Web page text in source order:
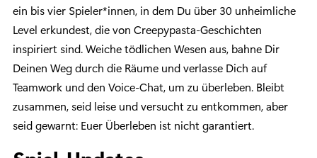
ein bis vier Spieler*innen, in dem Du über 30 unheimliche
Level erkundest, die von Creepypasta-Geschichten
inspiriert sind. Weiche tödlichen Wesen aus, bahne Dir
Deinen Weg durch die Räume und verlasse Dich auf
Teamwork und den Voice-Chat, um zu überleben. Bleibt
zusammen, seid leise und versucht zu entkommen, aber
seid gewarnt: Euer Überleben ist nicht garantiert.